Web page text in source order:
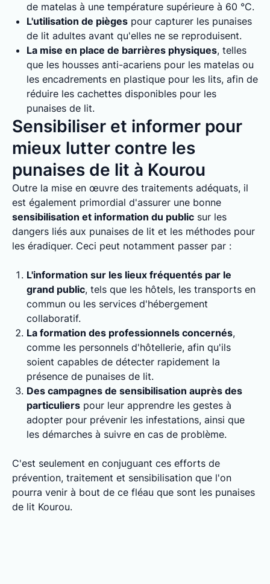
de matelas à une température supérieure à 60 °C.
L'utilisation de pièges pour capturer les punaises
de lit adultes avant qu'elles ne se reproduisent.
La mise en place de barrières physiques, telles
que les housses anti-acariens pour les matelas ou
les encadrements en plastique pour les lits, afin de
réduire les cachettes disponibles pour les
punaises de lit.
Sensibiliser et informer pour
mieux lutter contre les
punaises de lit à Kourou
Outre la mise en œuvre des traitements adéquats, il
est également primordial d'assurer une bonne
sensibilisation et information du public sur les
dangers liés aux punaises de lit et les méthodes pour
les éradiquer. Ceci peut notamment passer par :
L'information sur les lieux fréquentés par le
grand public, tels que les hôtels, les transports en
commun ou les services d'hébergement
collaboratif.
La formation des professionnels concernés,
comme les personnels d'hôtellerie, afin qu'ils
soient capables de détecter rapidement la
présence de punaises de lit.
Des campagnes de sensibilisation auprès des
particuliers pour leur apprendre les gestes à
adopter pour prévenir les infestations, ainsi que
les démarches à suivre en cas de problème.
C'est seulement en conjuguant ces efforts de
prévention, traitement et sensibilisation que l'on
pourra venir à bout de ce fléau que sont les punaises
de lit Kourou.